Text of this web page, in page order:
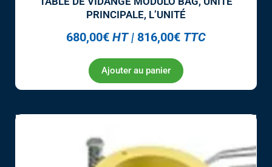
PRINCIPALE, L’UNITÉ
680,00€ HT | 816,00€ TTC
Ajouter au panier